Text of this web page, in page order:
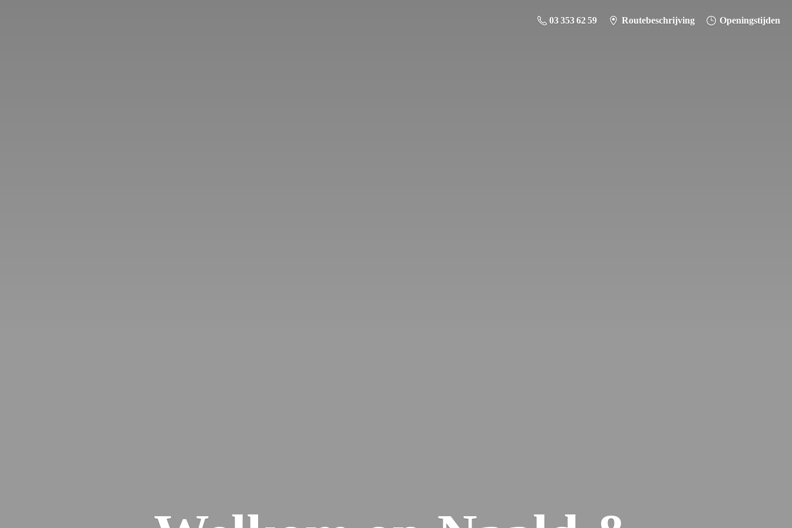
03 353 62 59 Routebeschrijving Openingstijden